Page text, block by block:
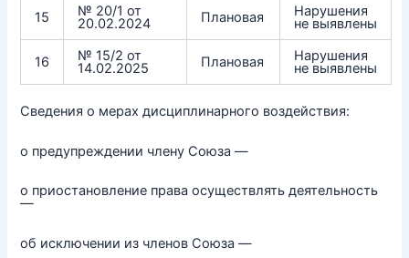
15 № 20/1 от
20.02.2024 Плановая Нарушения
не выявлены
16 № 15/2 от
14.02.2025 Плановая Нарушения
не выявлены
Сведения о мерах дисциплинарного воздействия:
о предупреждении члену Союза —
о приостановление права осуществлять деятельность
—
об исключении из членов Союза —